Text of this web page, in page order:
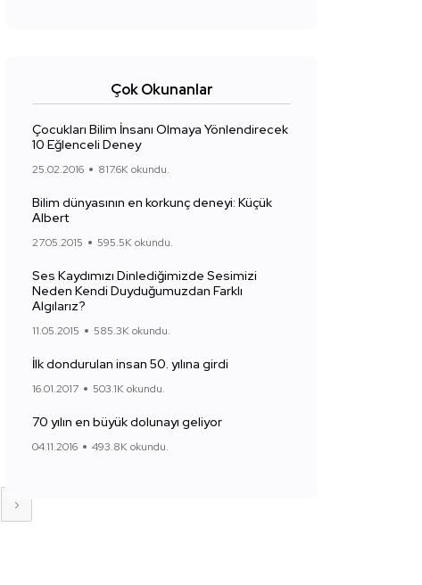
›
Çok Okunanlar
Çocukları Bilim İnsanı Olmaya Yönlendirecek
10 Eğlenceli Deney
25.02.2016 817.6K okundu.
Bilim dünyasının en korkunç deneyi: Küçük
Albert
27.05.2015 595.5K okundu.
Ses Kaydımızı Dinlediğimizde Sesimizi
Neden Kendi Duyduğumuzdan Farklı
Algılarız?
11.05.2015 585.3K okundu.
İlk dondurulan insan 50. yılına girdi
16.01.2017 503.1K okundu.
70 yılın en büyük dolunayı geliyor
04.11.2016 493.8K okundu.